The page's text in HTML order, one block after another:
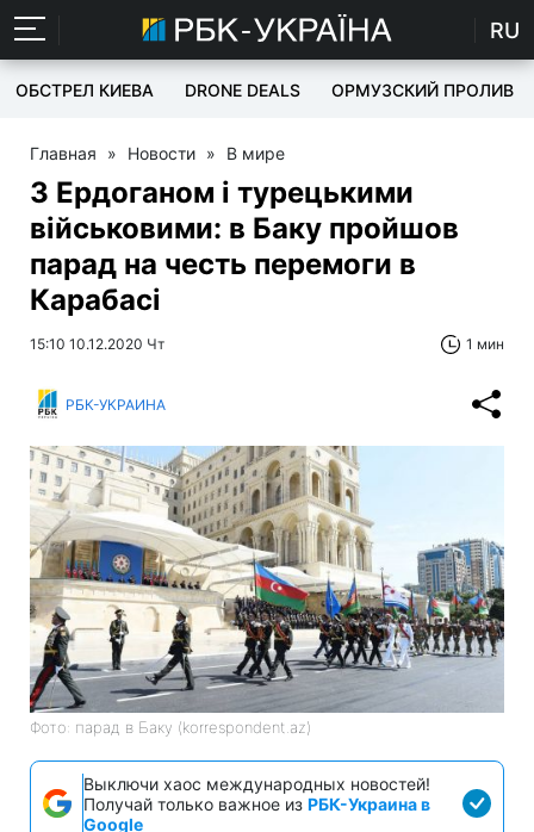
RU
ОБСТРЕЛ КИЕВА DRONE DEALS ОРМУЗСКИЙ ПРОЛИВ
Главная » Новости » В мире
З Ердоганом і турецькими
військовими: в Баку пройшов
парад на честь перемоги в
Карабасі
15:10 10.12.2020 Чт 1 мин
РБК-УКРАИНА
Фото: парад в Баку (korrespondent.az)
Выключи хаос международных новостей!
Получай только важное из РБК-Украина в
Google